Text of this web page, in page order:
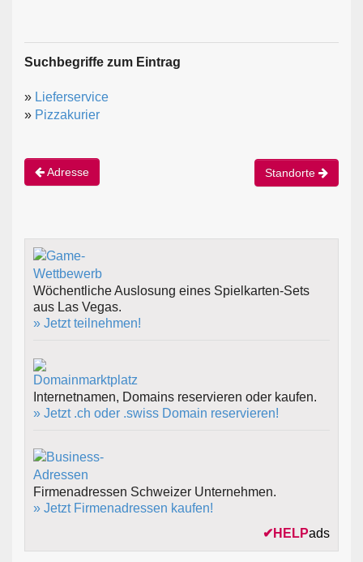
Suchbegriffe zum Eintrag
» Lieferservice
» Pizzakurier
Adresse Standorte
Wöchentliche Auslosung eines Spielkarten-Sets
aus Las Vegas.
» Jetzt teilnehmen!
Internetnamen, Domains reservieren oder kaufen.
» Jetzt .ch oder .swiss Domain reservieren!
Firmenadressen Schweizer Unternehmen.
» Jetzt Firmenadressen kaufen!
✔ HELPads